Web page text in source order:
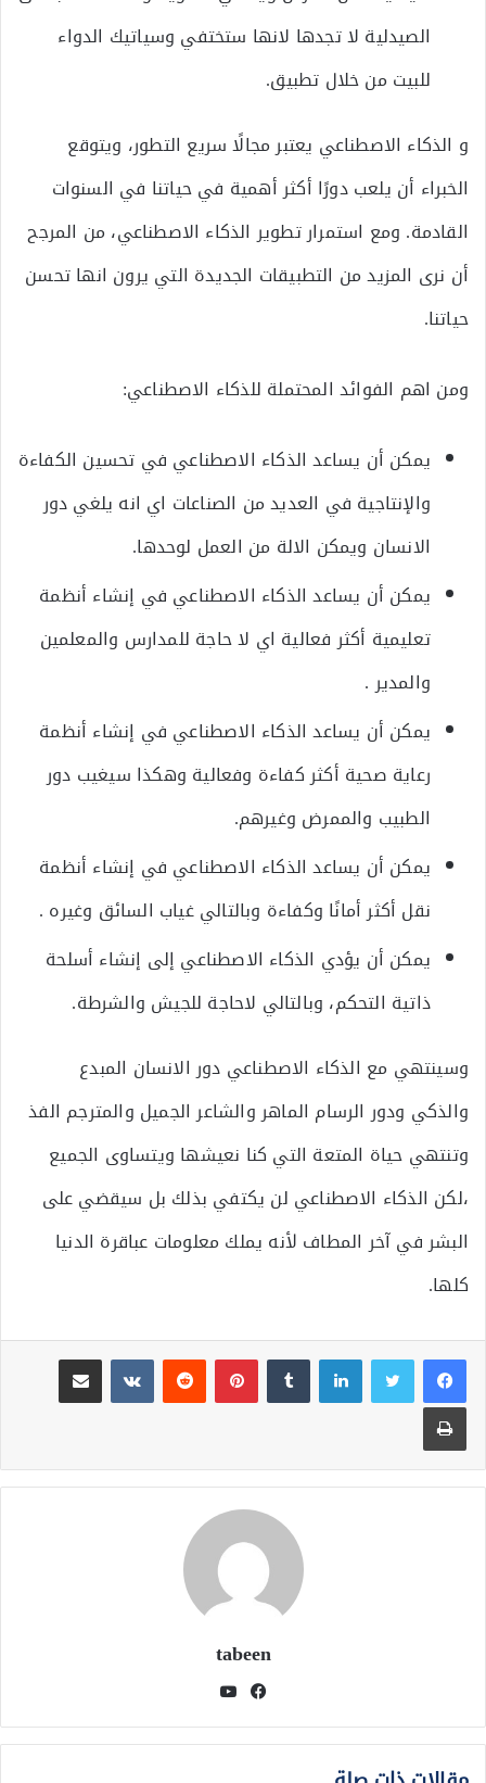
الصيدلية لا تجدها لانها ستختفي وسياتيك الدواء
للبيت من خلال تطبيق.
و الذكاء الاصطناعي يعتبر مجالًا سريع التطور، ويتوقع
الخبراء أن يلعب دورًا أكثر أهمية في حياتنا في السنوات
القادمة. ومع استمرار تطوير الذكاء الاصطناعي، من المرجح
أن نرى المزيد من التطبيقات الجديدة التي يرون انها تحسن
حياتنا.
ومن اهم الفوائد المحتملة للذكاء الاصطناعي:
يمكن أن يساعد الذكاء الاصطناعي في تحسين الكفاءة
والإنتاجية في العديد من الصناعات اي انه يلغي دور
الانسان ويمكن الالة من العمل لوحدها.
يمكن أن يساعد الذكاء الاصطناعي في إنشاء أنظمة
تعليمية أكثر فعالية اي لا حاجة للمدارس والمعلمين
والمدير .
يمكن أن يساعد الذكاء الاصطناعي في إنشاء أنظمة
رعاية صحية أكثر كفاءة وفعالية وهكذا سيغيب دور
الطبيب والممرض وغيرهم.
يمكن أن يساعد الذكاء الاصطناعي في إنشاء أنظمة
نقل أكثر أمانًا وكفاءة وبالتالي غياب السائق وغيره .
يمكن أن يؤدي الذكاء الاصطناعي إلى إنشاء أسلحة
ذاتية التحكم، وبالتالي لاحاجة للجيش والشرطة.
وسينتهي مع الذكاء الاصطناعي دور الانسان المبدع
والذكي ودور الرسام الماهر والشاعر الجميل والمترجم الفذ
وتنتهي حياة المتعة التي كنا نعيشها ويتساوى الجميع
،لكن الذكاء الاصطناعي لن يكتفي بذلك بل سيقضي على
البشر في آخر المطاف لأنه يملك معلومات عباقرة الدنيا
كلها.
لينكدإن بينتيريست
مشاركة عبر البريد
طباعة
tabeen
فيسبوك